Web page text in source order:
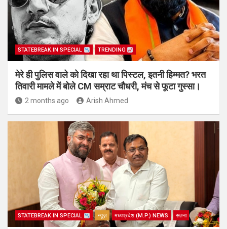
STATEBREAK.IN SPECIAL TRENDING
मेरे ही पुलिस वाले को दिखा रहा था पिस्टल, इतनी हिम्मत? भरत
तिवारी मामले में बोले CM सम्राट चौधरी, मंच से फूटा गुस्सा।
2 months ago Arish Ahmed
STATEBREAK.IN SPECIAL न्यूज़ मध्यप्रदेश (M.P.) NEWS सतना